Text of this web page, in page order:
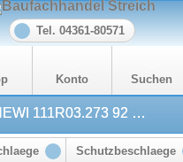
Tel. 04361-80571
Konto Suchen
HEWI 111R03.273 92 Haustuer-Schutzbeschlag ES1 111.23/123.23 E92 lichtgrau
Schutzbeschlaege